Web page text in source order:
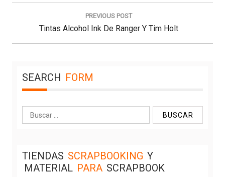
PREVIOUS POST
Previous
Post:
Tintas Alcohol Ink De Ranger Y Tim Holt
SEARCH FORM
Buscar:
TIENDAS SCRAPBOOKING Y
MATERIAL PARA SCRAPBOOK